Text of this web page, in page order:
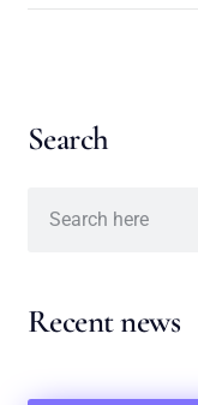
Search
Recent news